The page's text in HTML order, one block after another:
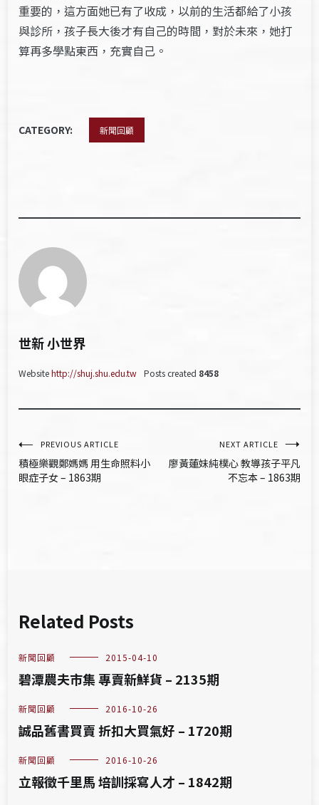
重要的，這方面她已有了收成，以前的生活都給了小孩
與診所，孩子長大後才有自己的時間，對於未來，她打
算再多學點東西，充實自己。
CATEGORY: 新聞回顧
世新 小世界
Websitehttp://shuj.shu.edu.tw Posts created 8458
文
章
PREVIOUS ARTICLE
積極樂觀鄭媽媽 用生命照料小
眼症子女 – 1863期
NEXT ARTICLE
廖黃蓮妹純樸心 教導孩子平凡
不忘本 – 1863期
Related Posts
新聞回顧 2015-04-10
碧潭農夫市集 專賣新鮮貨 – 2135期
新聞回顧 2016-10-26
誠品舊書買賣 折扣大買氣好 – 1720期
新聞回顧 2016-10-26
立報徵千里馬 培訓採寫人才 – 1842期